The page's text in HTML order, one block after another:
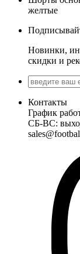
желтые
Новинки,
скидки и
Контакты
График
СБ-ВС: